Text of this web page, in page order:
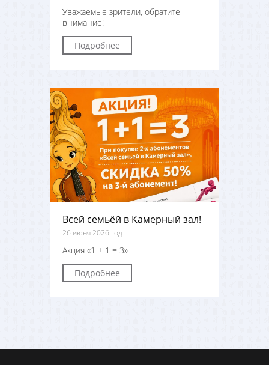
Уважаемые зрители, обратите
внимание!
Подробнее
Всей семьёй в Камерный зал!
26 июня 2026 год
Акция «1 + 1 = 3»
Подробнее